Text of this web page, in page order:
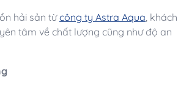
hải sản từcông ty Astra Aqua , khách
tâm về chất lượng cũng như độ an